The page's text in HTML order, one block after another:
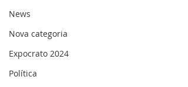
News
Nova categoria
Expocrato 2024
Política